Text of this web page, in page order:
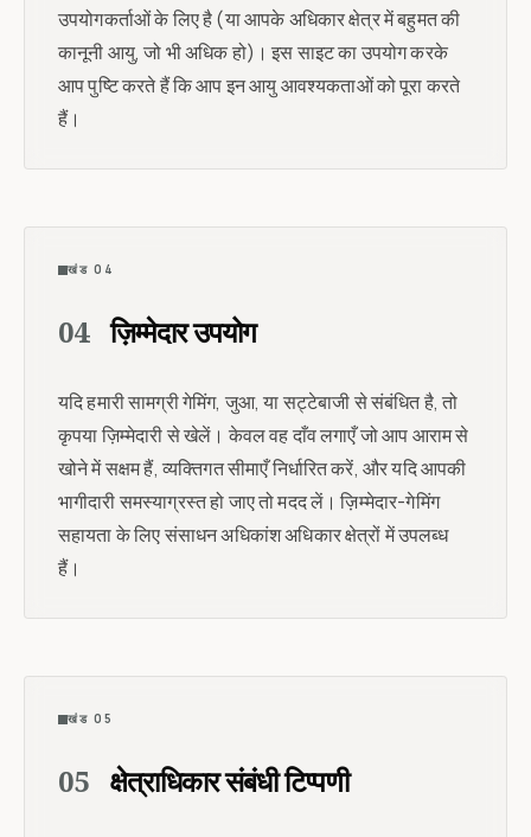
उपयोगकर्ताओं के लिए है (या आपके अधिकार क्षेत्र में बहुमत की
कानूनी आयु, जो भी अधिक हो)। इस साइट का उपयोग करके
आप पुष्टि करते हैं कि आप इन आयु आवश्यकताओं को पूरा करते
हैं।
खंड 04
04 ज़िम्मेदार उपयोग
यदि हमारी सामग्री गेमिंग, जुआ, या सट्टेबाजी से संबंधित है, तो
कृपया ज़िम्मेदारी से खेलें। केवल वह दाँव लगाएँ जो आप आराम से
खोने में सक्षम हैं, व्यक्तिगत सीमाएँ निर्धारित करें, और यदि आपकी
भागीदारी समस्याग्रस्त हो जाए तो मदद लें। ज़िम्मेदार-गेमिंग
सहायता के लिए संसाधन अधिकांश अधिकार क्षेत्रों में उपलब्ध
हैं।
खंड 05
05 क्षेत्राधिकार संबंधी टिप्पणी